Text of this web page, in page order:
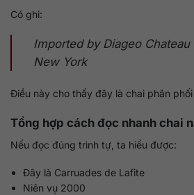
Có ghi:
Imported by Diageo Chateau
New York
Điều này cho thấy đây là chai phân
Tổng hợp cách đọc nhanh chai
Nếu đọc đúng trình tự, ta hiểu được:
Đây là Carruades de Lafite
Niên vụ 2000